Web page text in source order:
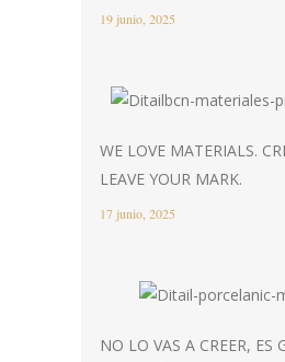
19 junio, 2025
WE LOVE MATERIALS.
LEAVE YOUR MARK.
17 junio, 2025
NO LO VAS A CREER, ES